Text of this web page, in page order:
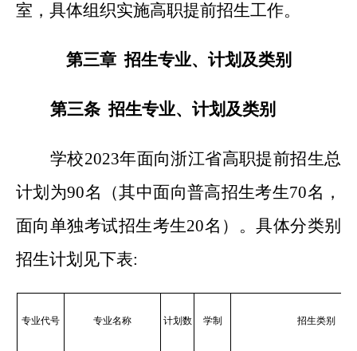
室，具体组织实施高职提前招生工作。
第三章 招生专业、计划及类别
第三条 招生专业、计划及类别
学校2023年面向浙江省高职提前招生总
计划为90名（其中面向普高招生考生70名，
面向单独考试招生考生20名）。具体分类别
招生计划见下表:
专业代号 专业名称 计划数 学制 招生类别